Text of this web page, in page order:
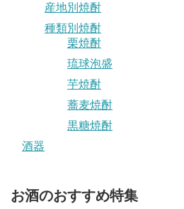
産地別焼酎
種類別焼酎
栗焼酎
琉球泡盛
芋焼酎
蕎麦焼酎
黒糖焼酎
酒器
お酒のおすすめ特集